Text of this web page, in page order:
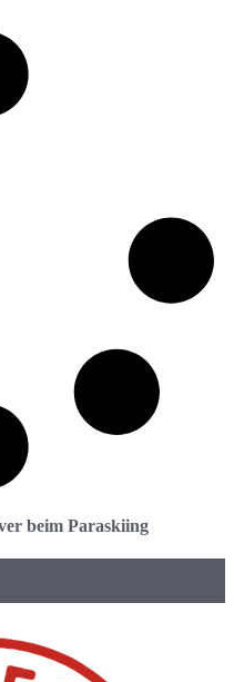
beim Paraskiing